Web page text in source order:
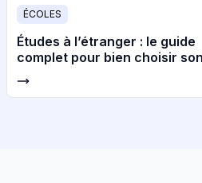
ÉCOLES
Études à l’étranger : le guide
complet pour bien choisir son